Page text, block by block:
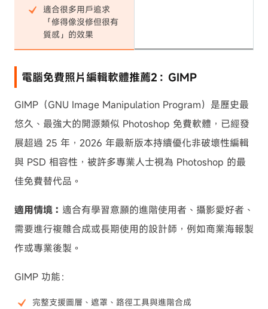
適合很多用戶追求
「修得像沒修但很有
質感」的效果
電腦免費照片編輯軟體推薦2：GIMP
GIMP（GNU Image Manipulation Program）是歷史最
悠久、最強大的開源類似 Photoshop 免費軟體，已經發
展超過 25 年，2026 年最新版本持續優化非破壞性編輯
與 PSD 相容性，被許多專業人士視為 Photoshop 的最
佳免費替代品。
適用情境： 適合有學習意願的進階使用者、攝影愛好者、
需要進行複雜合成或長期使用的設計師，例如商業海報製
作或專業後製。
GIMP 功能：
完整支援圖層、遮罩、路徑工具與進階合成